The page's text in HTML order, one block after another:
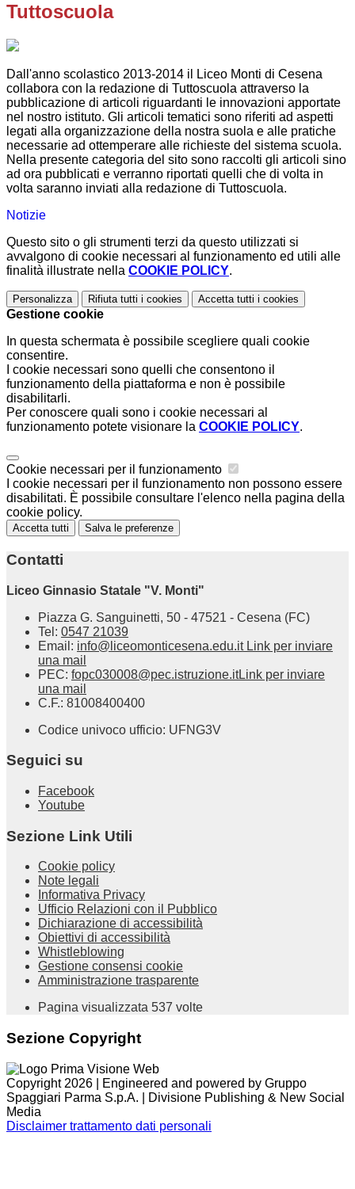
Tuttoscuola
Dall'anno scolastico 2013-2014 il Liceo Monti di Cesena
collabora con la redazione di Tuttoscuola attraverso la
pubblicazione di articoli riguardanti le innovazioni apportate
nel nostro istituto. Gli articoli tematici sono riferiti ad aspetti
legati alla organizzazione della nostra suola e alle pratiche
necessarie ad ottemperare alle richieste del sistema scuola.
Nella presente categoria del sito sono raccolti gli articoli sino
ad ora pubblicati e verranno riportati quelli che di volta in
volta saranno inviati alla redazione di Tuttoscuola.
Notizie
Questo sito o gli strumenti terzi da questo utilizzati si
avvalgono di cookie necessari al funzionamento ed utili alle
finalità illustrate nella COOKIE POLICY.
Personalizza Rifiuta tutti i cookies Accetta tutti i cookies
Gestione cookie
In questa schermata è possibile scegliere quali cookie
consentire.
I cookie necessari sono quelli che consentono il
funzionamento della piattaforma e non è possibile
disabilitarli.
Per conoscere quali sono i cookie necessari al
funzionamento potete visionare la COOKIE POLICY.
Cookie necessari per il funzionamento
I cookie necessari per il funzionamento non possono essere
disabilitati. È possibile consultare l'elenco nella pagina della
cookie policy.
Accetta tutti Salva le preferenze
Contatti
Liceo Ginnasio Statale "V. Monti"
Piazza G. Sanguinetti, 50 - 47521 - Cesena (FC)
Tel: 0547 21039
Email: info@liceomonticesena.edu.it Link per inviare
una mail
PEC: fopc030008@pec.istruzione.itLink per inviare
una mail
C.F.: 81008400400
Codice univoco ufficio: UFNG3V
Seguici su
Facebook
Youtube
Sezione Link Utili
Cookie policy
Note legali
Informativa Privacy
Ufficio Relazioni con il Pubblico
Dichiarazione di accessibilità
Obiettivi di accessibilità
Whistleblowing
Gestione consensi cookie
Amministrazione trasparente
Pagina visualizzata 537 volte
Sezione Copyright
Copyright 2026 | Engineered and powered by Gruppo
Spaggiari Parma S.p.A. | Divisione Publishing & New Social
Media
Disclaimer trattamento dati personali